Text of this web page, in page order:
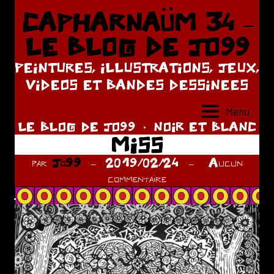
Aller
contenu
CAPHARNAÜM 34 –
LE BLOG DE JO99
PEINTURES, ILLUSTRATIONS, JEUX,
VIDEOS ET BANDES DESSINEES
Menu
LE BLOG DE JO99 NOIR ET BLANC
MISS
par Jo99 2019/02/24
Aucun
commentaire
.